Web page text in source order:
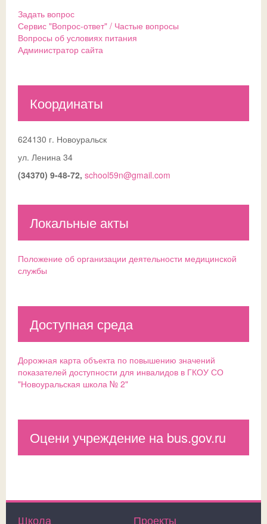
Задать вопрос
Сервис "Вопрос-ответ" / Частые вопросы
Вопросы об условиях питания
Администратор сайта
Координаты
624130 г. Новоуральск
ул. Ленина 34
(34370) 9-48-72, school59n@gmail.com
Локальные акты
Положение об организации деятельности медицинской
службы
Доступная среда
Дорожная карта объекта по повышению значений
показателей доступности для инвалидов в ГКОУ СО
"Новоуральская школа № 2"
Оцени учреждение на bus.gov.ru
Школа Проекты